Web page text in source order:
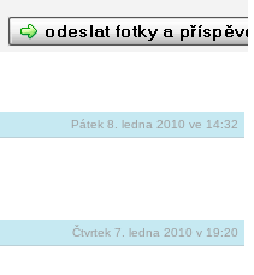
Pátek 8. ledna 2010 ve 14:32
Čtvrtek 7. ledna 2010 v 19:20